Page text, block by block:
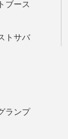
ブース
トサバ
ランプ